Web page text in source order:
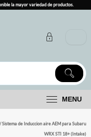
la mayor variedad de productos.
MENU
/ Sistema de Induccion aire AEM para Subaru
WRX STI 18+ (Intake)